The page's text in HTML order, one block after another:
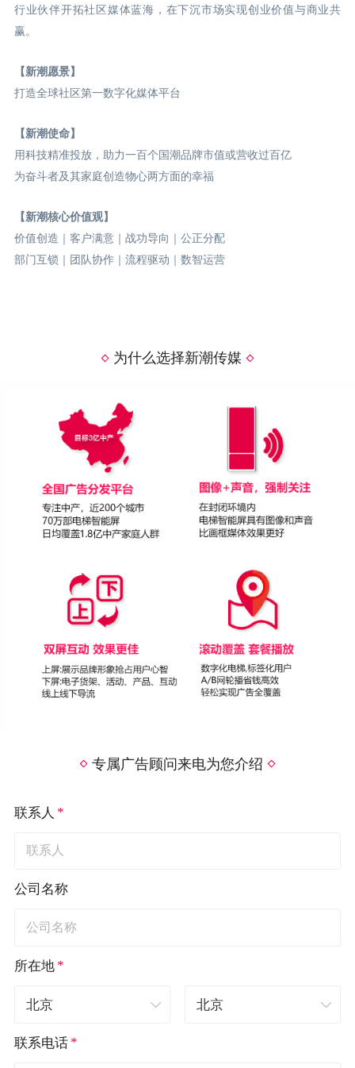
行业伙伴开拓社区媒体蓝海，在下沉市场实现创业价值与商业共
赢。
【新潮愿景】
打造全球社区第一数字化媒体平台
【新潮使命】
用科技精准投放，助力一百个国潮品牌市值或营收过百亿
为奋斗者及其家庭创造物心两方面的幸福
【新潮核心价值观】
价值创造｜客户满意｜战功导向｜公正分配
部门互锁｜团队协作｜流程驱动｜数智运营
为什么选择新潮传媒
专属广告顾问来电为您介绍
联系人 *
公司名称
所在地 *
联系电话 *